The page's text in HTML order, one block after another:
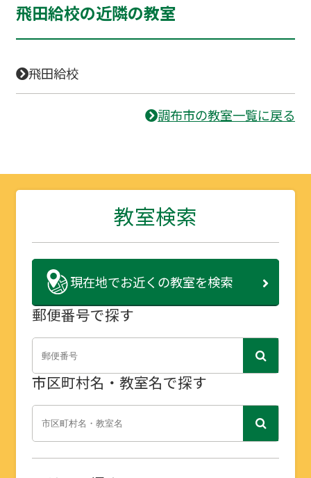
飛田給校の近隣の教室
飛田給校
調布市の教室一覧に戻る
教室検索
現在地でお近くの教室を検索
郵便番号で探す
市区町村名・教室名で探す